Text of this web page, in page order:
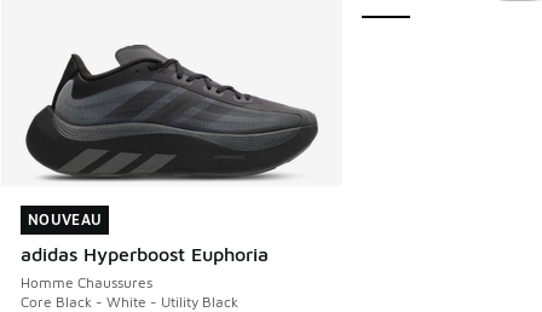
NOUVEAU
adidas Hyperboost Euphoria
Homme Chaussures
Core Black - White - Utility Black
NOUVEAU